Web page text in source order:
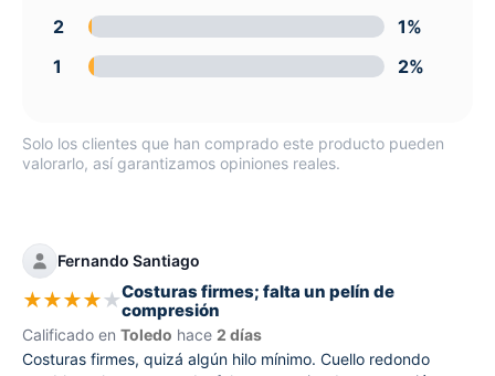
2
1%
1
2%
Solo los clientes que han comprado este producto pueden
valorarlo, así garantizamos opiniones reales.
Fernando Santiago
★★★★★Costuras firmes; falta un pelín de
compresión
Calificado en Toledo hace 2 días
Costuras firmes, quizá algún hilo mínimo. Cuello redondo